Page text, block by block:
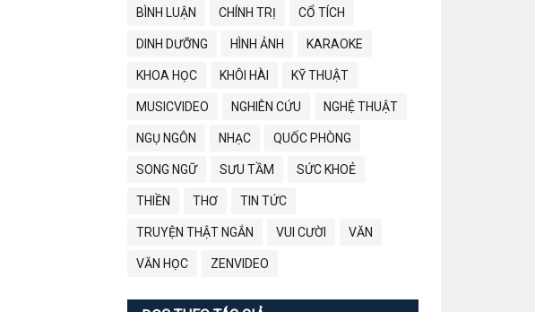
BÌNH LUẬN CHÍNH TRỊ CỔ TÍCH
DINH DƯỠNG HÌNH ẢNH KARAOKE
KHOA HỌC KHÔI HÀI KỸ THUẬT
MUSICVIDEO NGHIÊN CỨU NGHỆ THUẬT
NGỤ NGÔN NHẠC QUỐC PHÒNG
SONG NGỮ SƯU TẦM SỨC KHOẺ
THIỀN THƠ TIN TỨC
TRUYỆN THẬT NGẮN VUI CƯỜI VĂN
VĂN HỌC ZENVIDEO